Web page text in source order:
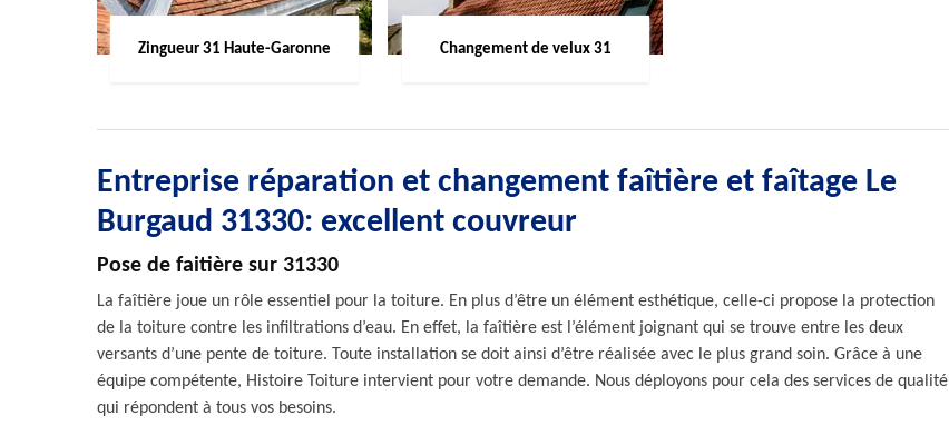
Zingueur 31 Haute-Garonne Changement de velux 31
Entreprise réparation et changement faîtière et faîtage Le
Burgaud 31330: excellent couvreur
Pose de faitière sur 31330
La faîtière joue un rôle essentiel pour la toiture. En plus d’être un élément esthétique, celle-ci propose la protection
de la toiture contre les infiltrations d’eau. En effet, la faîtière est l’élément joignant qui se trouve entre les deux
versants d’une pente de toiture. Toute installation se doit ainsi d’être réalisée avec le plus grand soin. Grâce à une
équipe compétente, Histoire Toiture intervient pour votre demande. Nous déployons pour cela des services de qualité
qui répondent à tous vos besoins.